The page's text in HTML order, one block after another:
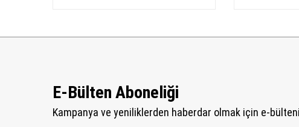
E-Bülten Aboneliği
Kampanya ve yeniliklerden haberdar olmak için e-